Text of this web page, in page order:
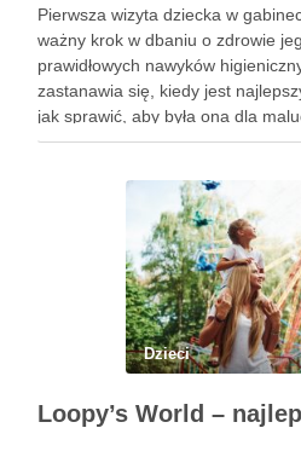
Pierwsza wizyta dziecka w
ważny krok w dbaniu o zdrowie
prawidłowych nawyków
zastanawia się, kiedy jest
jak sprawić, aby była ona dla
doświadczeniem. Na te pytania
Dzieci